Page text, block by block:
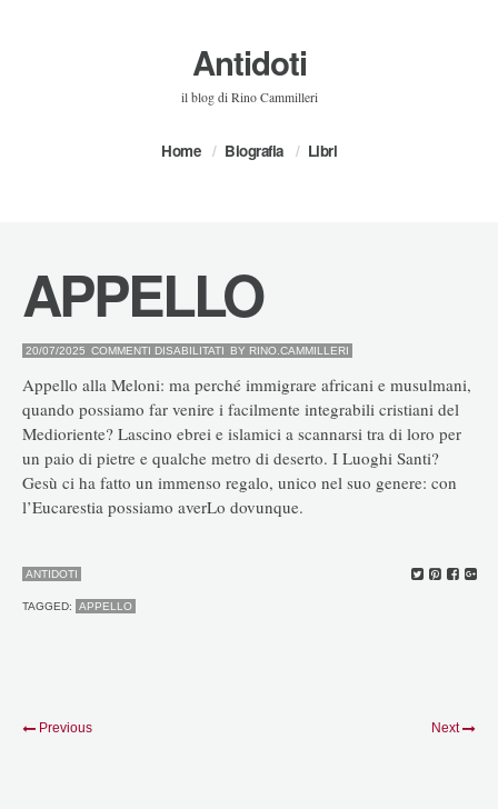
Antidoti
il blog di Rino Cammilleri
Home Biografia Libri
APPELLO
20/07/2025 COMMENTI DISABILITATI SU
BY RINO.CAMMILLERI
Appello alla Meloni: ma perché immigrare africani e musulmani,
quando possiamo far venire i facilmente integrabili cristiani del
Medioriente? Lascino ebrei e islamici a scannarsi tra di loro per
un paio di pietre e qualche metro di deserto. I Luoghi Santi?
Gesù ci ha fatto un immenso regalo, unico nel suo genere: con
l’Eucarestia possiamo averLo dovunque.
ANTIDOTI
TAGGED: APPELLO
Previous Next